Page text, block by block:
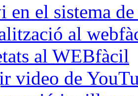
en el sistema
al
al WEBfàcil
video de